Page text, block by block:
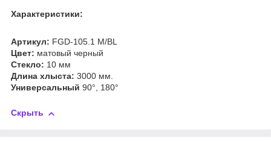
Характеристики:
Артикул: FGD-105.1 M/BL
Цвет: матовый черный
Стекло: 10 мм
Длина хлыста: 3000 мм.
Универсальный 90°, 180°
Скрыть